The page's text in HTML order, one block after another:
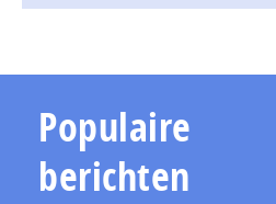
Populaire
berichten